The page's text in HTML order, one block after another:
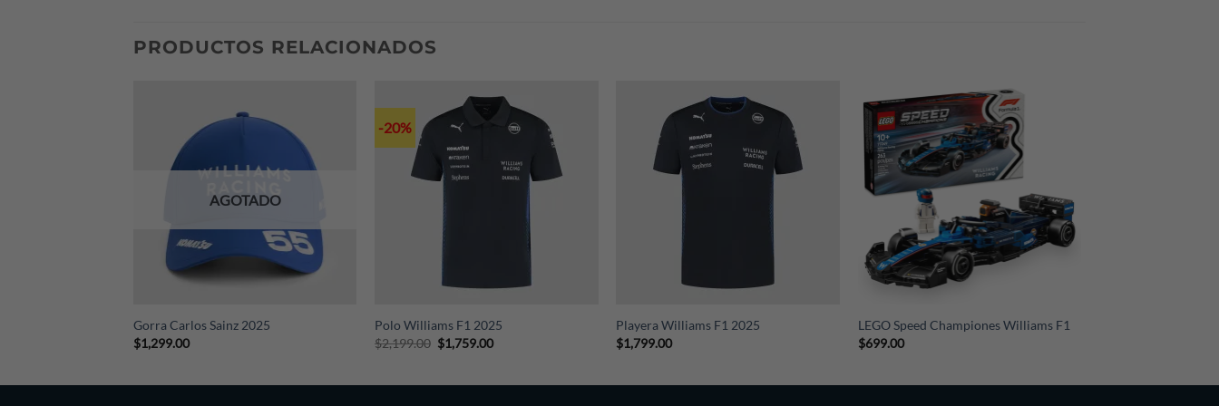
PRODUCTOS RELACIONADOS
AGOTADO
Gorra Carlos Sainz 2025
$1,299.00
-20%
Polo Williams F1 2025
$2,199.00 Original
price
$1,759.00Current
Playera Williams F1 2025
$1,799.00
+
LEGO Speed Championes Williams F1
$699.00